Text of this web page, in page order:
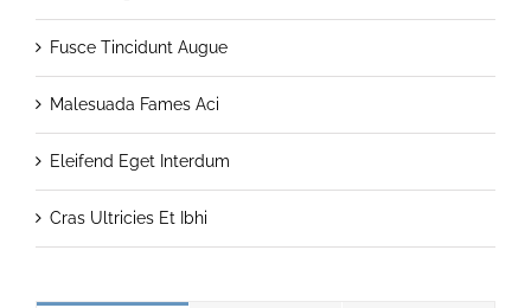
Fusce Tincidunt Augue
Malesuada Fames Aci
Eleifend Eget Interdum
Cras Ultricies Et Ibhi